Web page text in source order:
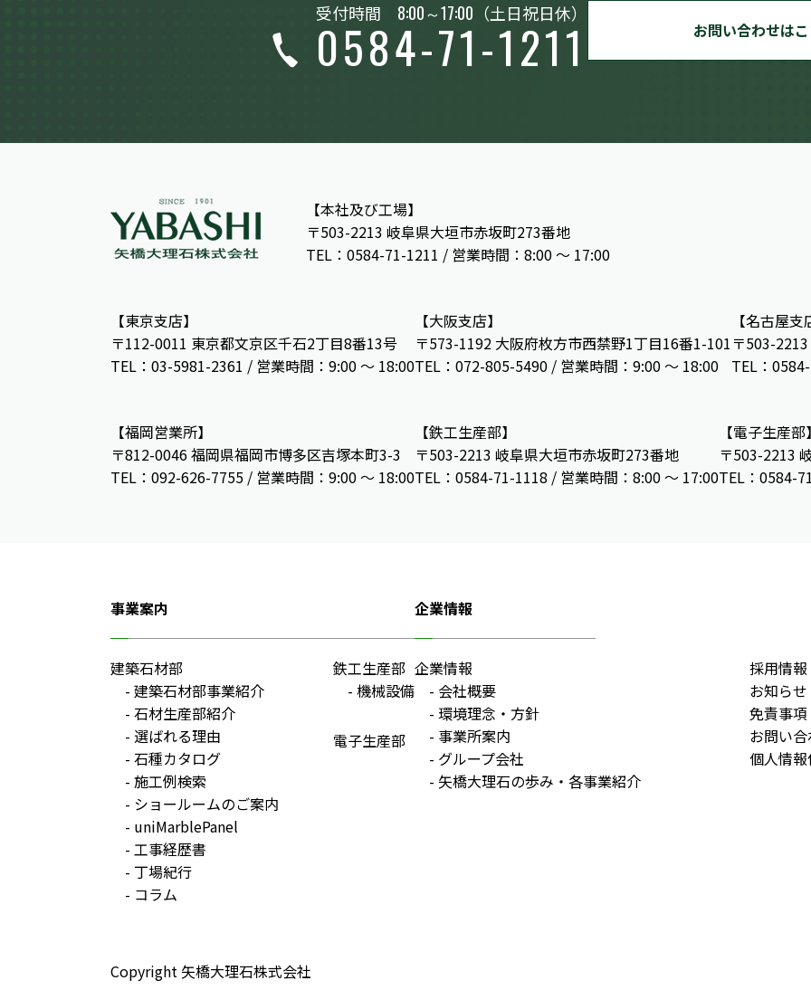
受付時間 8:00～17:00 （土日祝日休）
0584-71-1211 お問い合わせは
【本社及び工場】
〒503-2213 岐阜県大垣市赤坂町273番地
TEL：0584-71-1211 / 営業時間：8:00 ～ 17:00
【東京支店】
〒112-0011 東京都文京区千石2丁目8番13号
TEL：03-5981-2361 / 営業時間：9:00 〜 18:00
【大阪支店】
〒573-1192 大阪府枚方市西禁野1丁目16番1-101
TEL：072-805-5490 / 営業時間：9:00 ～ 18:00
【名古屋支
〒503-
TEL：
【福岡営業所】
〒812-0046 福岡県福岡市博多区吉塚本町3-3
TEL：092-626-7755 / 営業時間：9:00 〜 18:00
【鉄工生産部】
〒503-2213 岐阜県大垣市赤坂町273番地
TEL：0584-71-1118 / 営業時間：8:00 ～ 17:00
【電子生産部
〒503-2213
TEL：0584-
事業案内
建築石材部
建築石材部事業紹介
石材生産部紹介
選ばれる理由
石種カタログ
施工例検索
ショールームのご案内
uniMarblePanel
工事経歴書
丁場紀行
コラム
鉄工生産部
機械設備
電子生産部
企業情報
企業情報
会社概要
環境理念・方針
事業所案内
グループ会社
矢橋大理石の歩み・各事業紹介
採用情報
お知らせ
免責事項
お問い
個人情
Copyright 矢橋大理石株式会社